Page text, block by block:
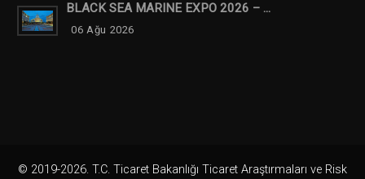
BLACK SEA MARINE EXPO 2026 – ...
06 Ağu 2026
© 2019-2026. T.C. Ticaret Bakanlığı Ticaret Araştırmaları ve Risk